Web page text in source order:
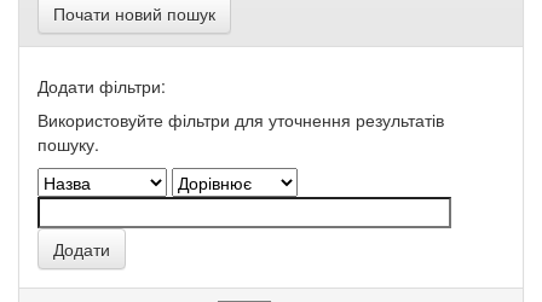
Почати новий пошук
Додати фільтри:
Використовуйте фільтри для уточнення результатів
пошуку.